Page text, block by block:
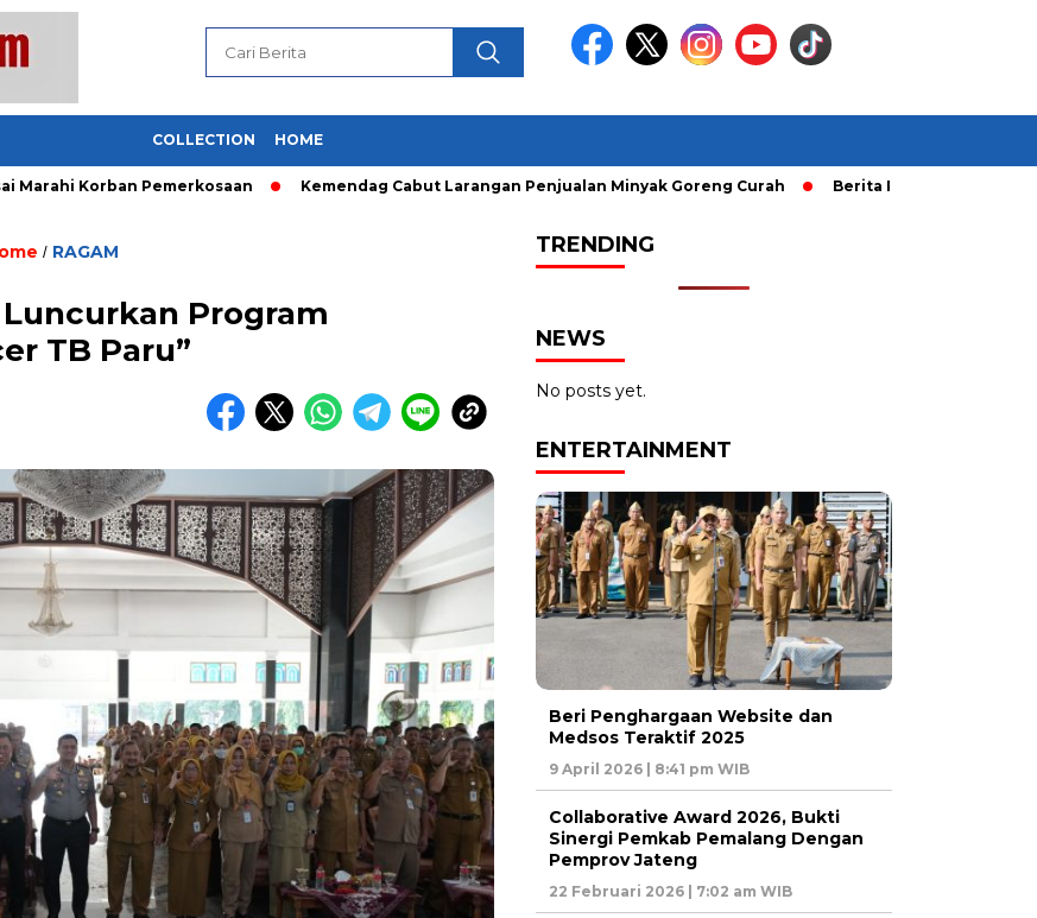
COLLECTION HOME
Korban Pemerkosaan Kemendag Cabut Larangan Penjualan Minyak Goreng Curah Berita Populer: Uji Coba Gage
/ RAGAM
Program
TB Paru”
TRENDING
NEWS
No posts yet.
ENTERTAINMENT
Beri Penghargaan Website dan
Medsos Teraktif 2025
9 April 2026 | 8:41 pm WIB
Collaborative Award 2026, Bukti
Sinergi Pemkab Pemalang Dengan
Pemprov Jateng
22 Februari 2026 | 7:02 am WIB